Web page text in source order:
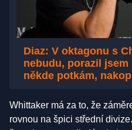
Diaz: V oktagonu s
nebudu, porazil
někde potkám,
Whittaker má za to, že
rovnou na špici střední